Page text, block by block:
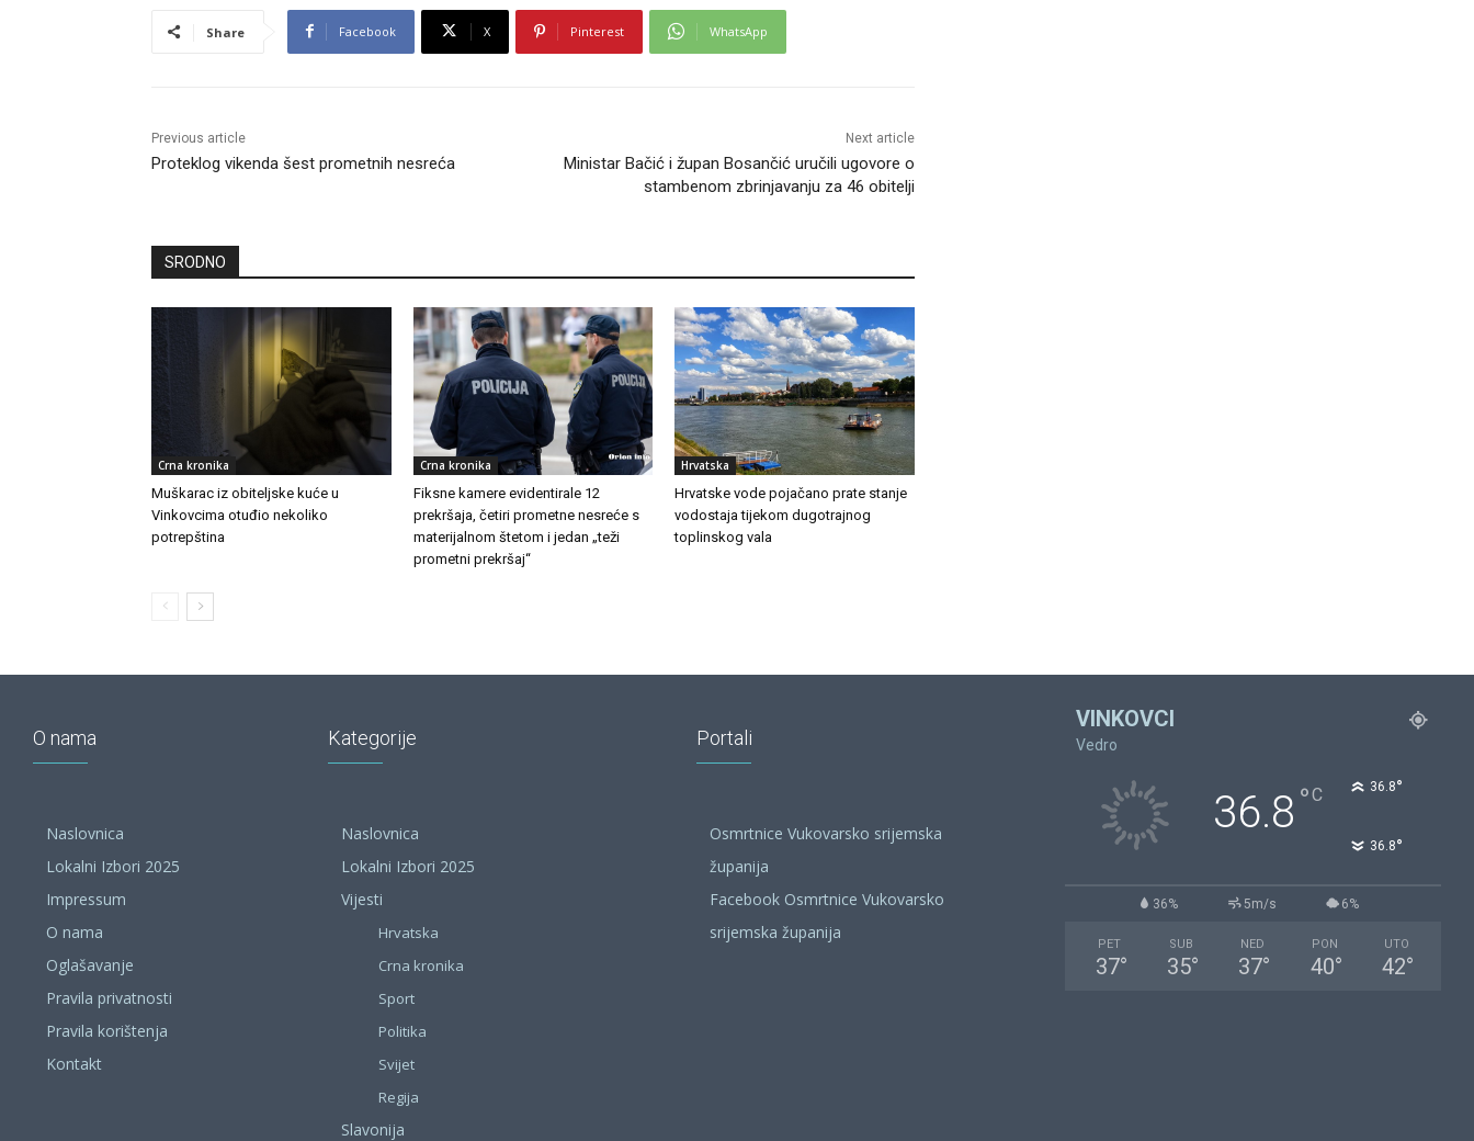
Share Facebook X Pinterest WhatsApp
Previous article
Proteklog vikenda šest prometnih nesreća
Next article
Ministar Bačić i župan Bosančić uručili ugovore o
stambenom zbrinjavanju za 46 obitelji
SRODNO
Crna kronika
Muškarac iz obiteljske kuće u
Vinkovcima otuđio nekoliko
potrepština
Crna kronika
Fiksne kamere evidentirale 12
prekršaja, četiri prometne nesreće s
materijalnom štetom i jedan „teži
prometni prekršaj“
Hrvatska
Hrvatske vode pojačano prate stanje
vodostaja tijekom dugotrajnog
toplinskog vala
O nama
Naslovnica
Lokalni Izbori 2025
Impressum
O nama
Oglašavanje
Pravila privatnosti
Pravila korištenja
Kontakt
Kategorije
Naslovnica
Lokalni Izbori 2025
Vijesti
Hrvatska
Crna kronika
Sport
Politika
Svijet
Regija
Slavonija
Portali
Osmrtnice Vukovarsko srijemska
županija
Facebook Osmrtnice Vukovarsko
srijemska županija
VINKOVCI
Vedro
36.8 °C 36.8°
36.8°
36% 5m/s 6%
PET
37°
SUB
35°
NED
37°
PON
40°
UTO
42°